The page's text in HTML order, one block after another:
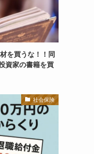
を買うな！！同
資家の書籍を買
社会保険